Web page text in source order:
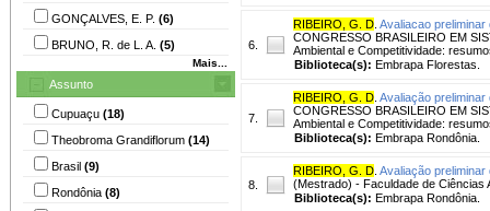
GONÇALVES, E. P. (6)
BRUNO, R. de L. A. (5)
Mais...
Assunto
Cupuaçu (18)
Theobroma Grandiflorum (14)
Brasil (9)
Rondônia (8)
6.
RIBEIRO, G. D Avaliacao
CONGRESSO BRASILEIRO EM
Ambiental e Competitividade:
Biblioteca(s): Embrapa Florestas.
7.
RIBEIRO, G. D Avaliação
CONGRESSO BRASILEIRO EM
Ambiental e Competitividade:
Biblioteca(s): Embrapa Rondônia.
8.
RIBEIRO, G. D Avaliação preliminar
(Mestrado) - Faculdade de Ciências
Biblioteca(s): Embrapa Rondônia.